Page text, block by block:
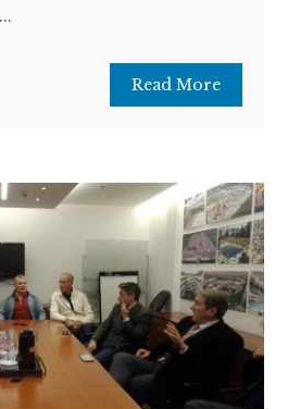
Read More